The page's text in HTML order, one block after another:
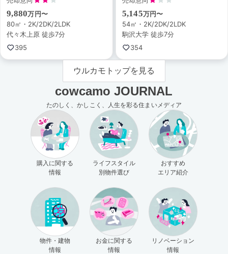
9,880万円〜
80㎡・2K/2DK/2LDK
代々木上原 徒歩7分
395
5,145万円〜
54㎡・2K/2DK/2LDK
駒沢大学 徒歩7分
354
ウルカモトップを見る
cowcamo JOURNAL
たのしく、かしこく、人生を彩る住まいメディア
購入に関する
情報
ライフスタイル
別物件選び
おすすめ
エリア紹介
物件・建物
情報
お金に関する
情報
リノベーション
情報